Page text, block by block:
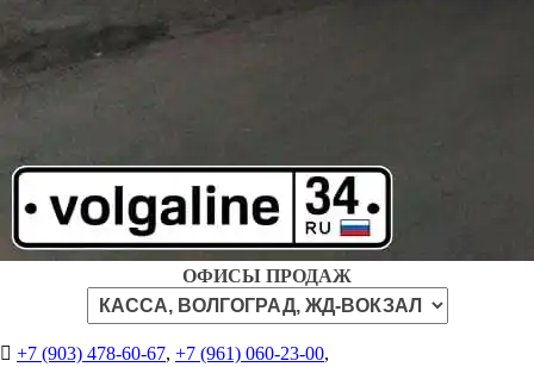
ОФИСЫ ПРОДАЖ
+7 (903) 478-60-67, +7 (961) 060-23-00,